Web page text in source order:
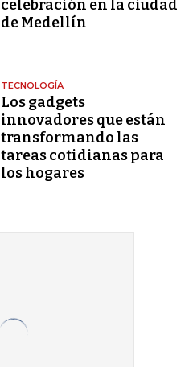
celebración en la ciudad
de Medellín
TECNOLOGÍA
Los gadgets
innovadores que están
transformando las
tareas cotidianas para
los hogares